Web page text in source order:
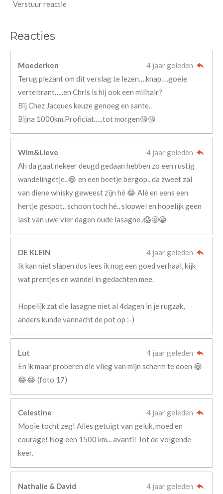
Verstuur reactie
Reacties
Moederken
4 jaar geleden
Terug plezant om dit verslag te lezen….knap….goeie
verteltrant…..en Chris is hij ook een militair?
Bij Chez Jacques keuze genoeg en sante..
Bijna 1000km.Proficiat…..tot morgen😘😘
Wim&Lieve
4 jaar geleden
Ah da gaat nekeer deugd gedaan hebben zo een rustig
wandelingetje..😂 en een beetje bergop.. da zweet zal
van diene whisky geweest zijn hé 😂 Alé en eens een
hertje gespot.. schoon toch hé.. slopwel en hopelijk geen
last van uwe vier dagen oude lasagne..😱😬😁
DE KLEIN
4 jaar geleden
Ik kan niet slapen dus lees ik nog een goed verhaal, kijk
wat prentjes en wandel in gedachten mee.
Hopelijk zat die lasagne niet al 4dagen in je rugzak,
anders kunde vannacht de pot op :-)
Lut
4 jaar geleden
En ik maar proberen die vlieg van mijn scherm te doen 😂
😂😂 (foto 17)
Celestine
4 jaar geleden
Mooie tocht zeg! Alles getuigt van geluk, moed en
courage! Nog een 1500 km... avanti! Tot de volgende
keer.
Nathalie & David
4 jaar geleden